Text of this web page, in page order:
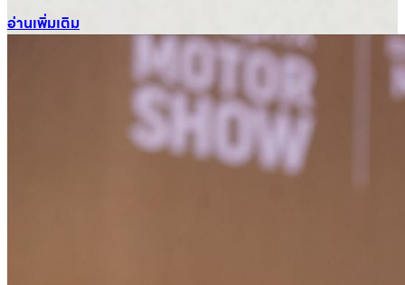
อ่านเพิ่มเติม